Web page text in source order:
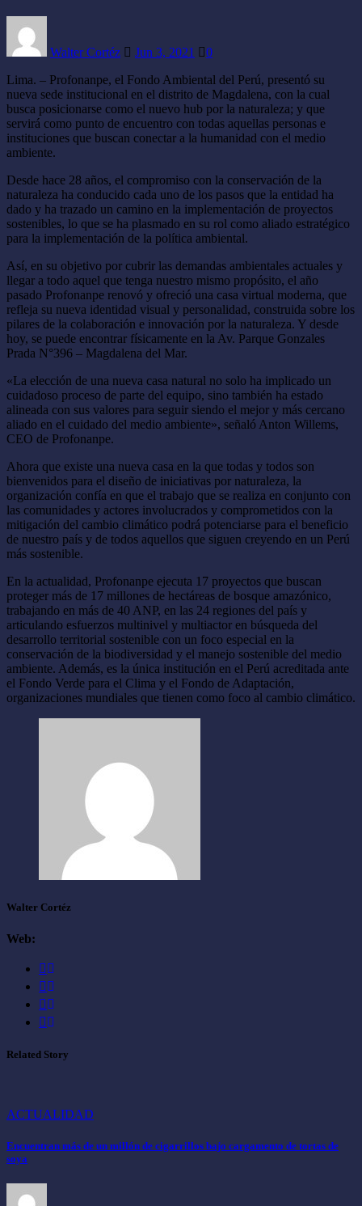
Walter Cortéz Jun 3, 2021
0
Lima. – Profonanpe, el Fondo Ambiental del Perú, presentó su
nueva sede institucional en el distrito de Magdalena, con la cual
busca posicionarse como el nuevo hub por la naturaleza; y que
servirá como punto de encuentro con todas aquellas personas e
instituciones que buscan conectar a la humanidad con el medio
ambiente.
Desde hace 28 años, el compromiso con la conservación de la
naturaleza ha conducido cada uno de los pasos que la entidad ha
dado y ha trazado un camino en la implementación de proyectos
sostenibles, lo que se ha plasmado en su rol como aliado estratégico
para la implementación de la política ambiental.
Así, en su objetivo por cubrir las demandas ambientales actuales y
llegar a todo aquel que tenga nuestro mismo propósito, el año
pasado Profonanpe renovó y ofreció una casa virtual moderna, que
refleja su nueva identidad visual y personalidad, construida sobre los
pilares de la colaboración e innovación por la naturaleza. Y desde
hoy, se puede encontrar físicamente en la Av. Parque Gonzales
Prada N°396 – Magdalena del Mar.
«La elección de una nueva casa natural no solo ha implicado un
cuidadoso proceso de parte del equipo, sino también ha estado
alineada con sus valores para seguir siendo el mejor y más cercano
aliado en el cuidado del medio ambiente», señaló Anton Willems,
CEO de Profonanpe.
Ahora que existe una nueva casa en la que todas y todos son
bienvenidos para el diseño de iniciativas por naturaleza, la
organización confía en que el trabajo que se realiza en conjunto con
las comunidades y actores involucrados y comprometidos con la
mitigación del cambio climático podrá potenciarse para el beneficio
de nuestro país y de todos aquellos que siguen creyendo en un Perú
más sostenible.
En la actualidad, Profonanpe ejecuta 17 proyectos que buscan
proteger más de 17 millones de hectáreas de bosque amazónico,
trabajando en más de 40 ANP, en las 24 regiones del país y
articulando esfuerzos multinivel y multiactor en búsqueda del
desarrollo territorial sostenible con un foco especial en la
conservación de la biodiversidad y el manejo sostenible del medio
ambiente. Además, es la única institución en el Perú acreditada ante
el Fondo Verde para el Clima y el Fondo de Adaptación,
organizaciones mundiales que tienen como foco al cambio climático.
Walter Cortéz
Web:
Related Story
ACTUALIDAD
Encuentran más de un millón de cigarrillos bajo cargamento de tortas de
soya